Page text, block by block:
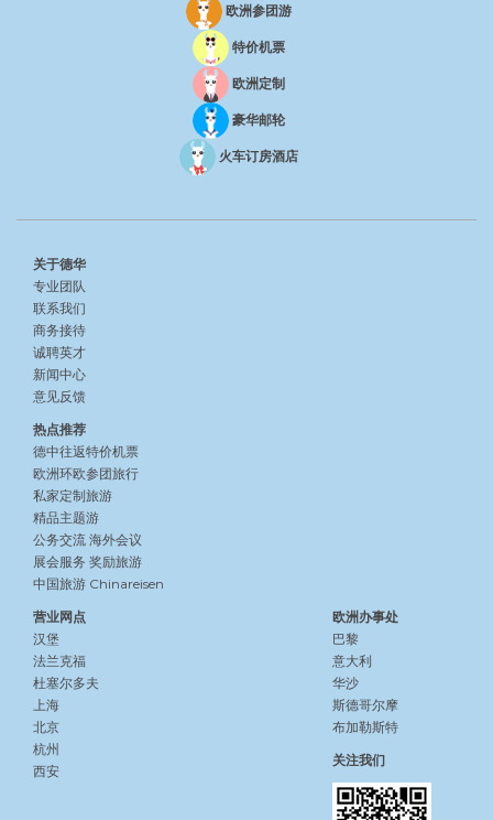
欧洲参团游
特价机票
欧洲定制
豪华邮轮
火车订房酒店
关于德华
专业团队
联系我们
商务接待
诚聘英才
新闻中心
意见反馈
热点推荐
德中往返特价机票
欧洲环欧参团旅行
私家定制旅游
精品主题游
公务交流 海外会议
展会服务 奖励旅游
中国旅游 Chinareisen
营业网点
汉堡
法兰克福
杜塞尔多夫
上海
北京
杭州
西安
欧洲办事处
巴黎
意大利
华沙
斯德哥尔摩
布加勒斯特
关注我们